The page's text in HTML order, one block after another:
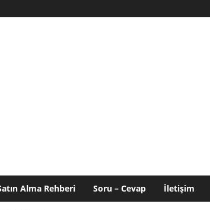
Alma Rehberi Soru – Cevap İletişim